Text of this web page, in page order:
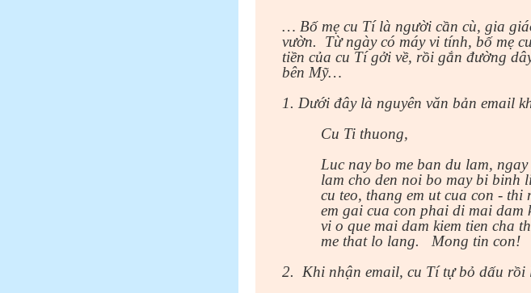
… Bố mẹ cu Tí là người cần cù, gia
vườn.
Từ ngày có máy vi tính, bố mẹ
tiền của cu Tí gởi về, rồi gắn đường
bên Mỹ…
1. Dưới đây là nguyên văn bản email
Cu Ti thuong,
Luc nay bo me ban du lam,
lam cho den noi bo may bi binh
cu teo, thang em ut cua con -
em gai cua con phai di mai dam
vi o que mai dam kiem tien cha
me that lo lang.
Mong tin con!
2.
Khi nhận email, cu Tí tự bỏ dấu rồi